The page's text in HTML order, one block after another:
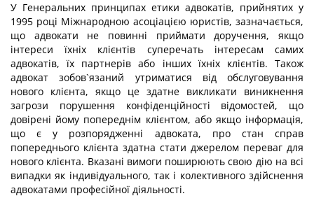
У Генеральних принципах етики адвокатів, прийнятих у
1995 році Міжнародною асоціацією юристів, зазначається,
що адвокати не повинні приймати доручення, якщо
інтереси їхніх клієнтів суперечать інтересам самих
адвокатів, їх партнерів або інших їхніх клієнтів. Також
адвокат зобов`язаний утриматися від обслуговування
нового клієнта, якщо це здатне викликати виникнення
загрози порушення конфіденційності відомостей, що
довірені йому попереднім клієнтом, або якщо інформація,
що є у розпорядженні адвоката, про стан справ
попереднього клієнта здатна стати джерелом переваг для
нового клієнта. Вказані вимоги поширюють свою дію на всі
випадки як індивідуального, так і колективного здійснення
адвокатами професійної діяльності.